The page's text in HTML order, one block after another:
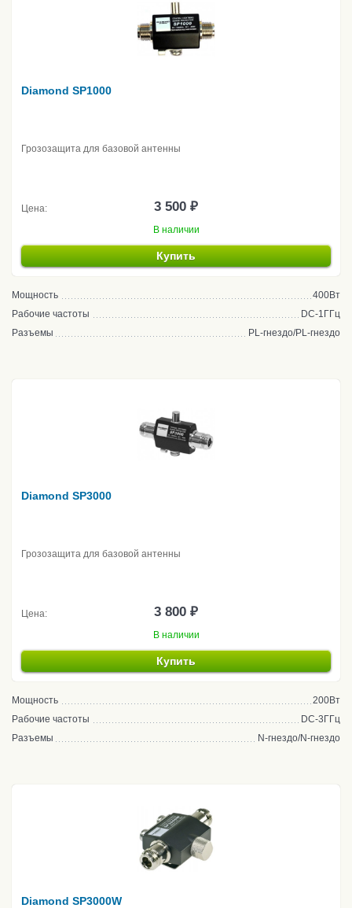
Diamond SP1000
Грозозащита для базовой антенны
Цена: 3 500 ₽
В наличии
Купить
Мощность
400Вт
Рабочие частоты
DC-1ГГц
Разъемы
PL-гнездо/PL-гнездо
Diamond SP3000
Грозозащита для базовой антенны
Цена: 3 800 ₽
В наличии
Купить
Мощность
200Вт
Рабочие частоты
DC-3ГГц
Разъемы
N-гнездо/N-гнездо
Diamond SP3000W